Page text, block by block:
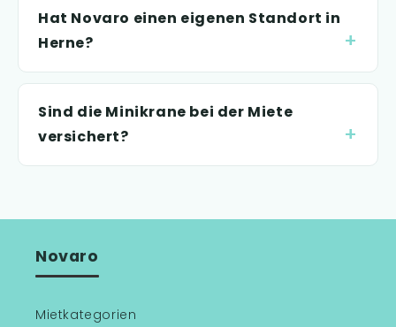
Hat Novaro einen eigenen Standort in
Herne?
Sind die Minikrane bei der Miete
versichert?
Novaro
Mietkategorien